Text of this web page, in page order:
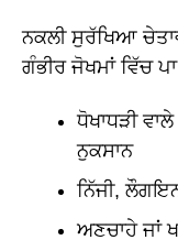
ਨਕਲੀ ਸੁਰੱਖਿਆ
ਗੰਭੀਰ ਜੋਖਮਾਂ ਵਿੱਚ
ਧੋਖਾਧੜੀ
ਨੁਕਸਾਨ
ਨਿੱਜੀ,
ਅਣਚਾਹੇ ਜਾਂ